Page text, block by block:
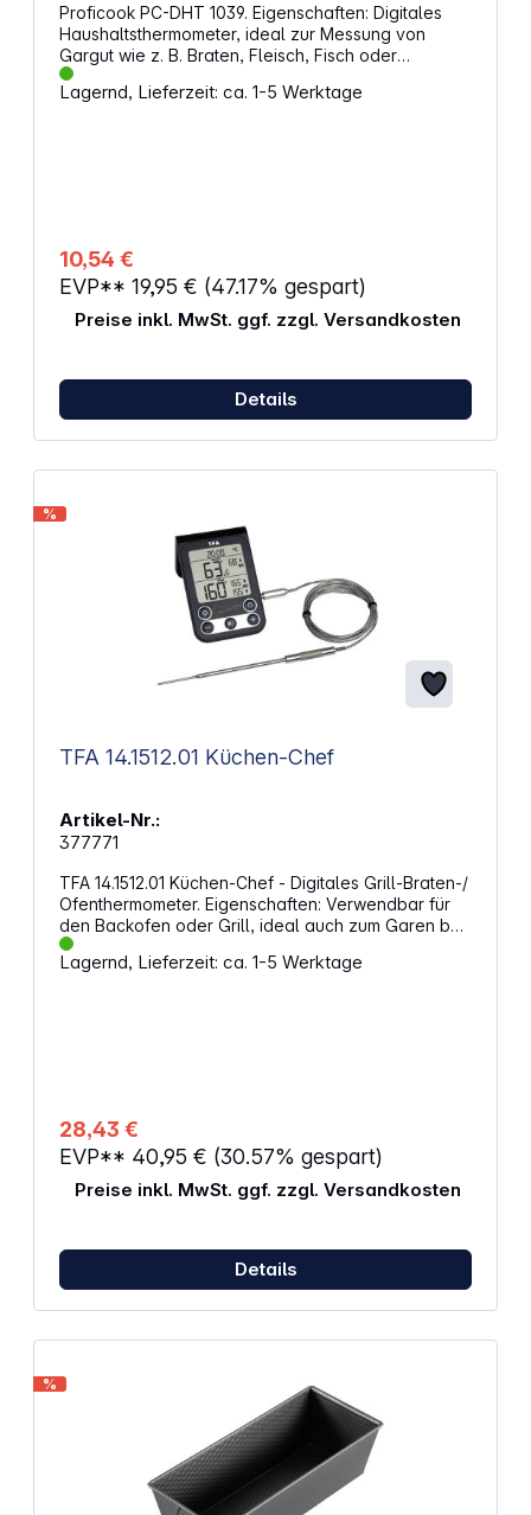
Proficook PC-DHT 1039. Eigenschaften: Digitales
Haushaltsthermometer, ideal zur Messung von
Gargut wie z. B. Braten, Fleisch, Fisch oder
Getränke wie z. B. Wein, Champagner, Sekt
Edelstahl Temperaturbereich: -45 °C - 200 °C
Lieferumfang enthalten)
Lagernd, Lieferzeit: ca. 1-5 Werktage
10,54 €
EVP** 19,95 € (47.17% gespart)
Preise inkl. MwSt. ggf. zzgl. Versandkosten
Details
%
TFA 14.1512.01 Küchen-Chef
Artikel-Nr.:
377771
TFA 14.1512.01 Küchen-Chef - Digitales Grill-Braten-/
Ofenthermometer. Eigenschaften: Verwendbar für
den Backofen oder Grill, ideal auch zum Garen bei
Niedrigtemperatur Einstichfühler aus Edelstahl mit
ca. 120 cm Kabel Individuelle Temperaturvorgabe
Lagernd, Lieferzeit: ca. 1-5 Werktage
28,43 €
EVP** 40,95 € (30.57% gespart)
Preise inkl. MwSt. ggf. zzgl. Versandkosten
Details
%